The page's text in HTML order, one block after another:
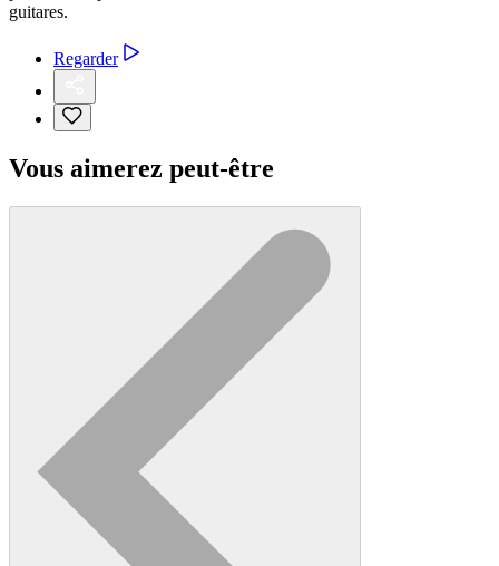
guitares.
Regarder
Vous aimerez peut-être